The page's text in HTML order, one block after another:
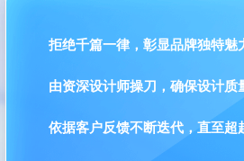
拒绝千篇一律，彰显品牌独特魅
由资深设计师操刀，确保设计质
依据客户反馈不断迭代，直至超